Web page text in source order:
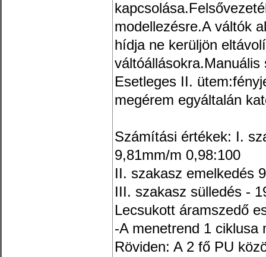
modellezésre.A váltók
hídja ne kerüljön
Esetleges II.
megérem egyáltalán
Számítási értékek: I.
9,81mm/m 0,98:100
II. szakasz emelkedés
III. szakasz sülledés -
Lecsukott áramszedő
-A menetrend 1 ciklusa
Röviden: A 2 fő PU